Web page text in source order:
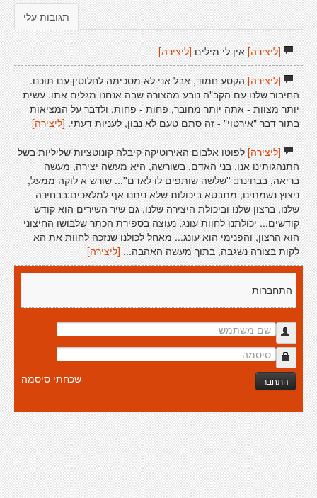
תגובות עלי
[ליצירה]אין לי מילים [ליצירה]
[ליצירה]הקטע חמוד, אבל אני לא מסכימה לחלוטין עם תוכנו.
החיבור שלנו עם הקב"ה נובע מהצורה שבה אנחנו מגלים אתו. עשית
יותר מצוות - אתה יותר מחובר, פחות - פחות. ולדבר על המציאות
בתור דבר "אירטוי" - זה סתם טעם לא נבון, לעניות דעתי. [ליצירה]
[ליצירה]לפוטו אלבום האירוטיקה קיבלה קונוטציות שליליות בשל
התנהגותינו אנו, בני האדם. בשורשה, היא מעשה יצירה, מעשה
בריאה, בבחינת: ''שלשה שותפים לו לאדם''... שורש א לוקה ממעל,
ניצוץ נשמתינו, מתבטא ביכולות שלא ניתנו אף למלאכים:בבחירה
שלנו, ברצון שלנו וביכולת היצירה שלנו. גם שיר השירים הוא קודש
קודשים... יכולתנו לחוות עונג, נעוצה בספירת הכתר שלבושו החיצוני
הוא הרצון, והפנימי הוא עונג... מאחל לכולנו שנזכה לחוות את הא
לקות בצורה נשגבה, בתוך מעשה האהבה... [ליצירה]
התחברות
התחבר שכחתי סיסמה